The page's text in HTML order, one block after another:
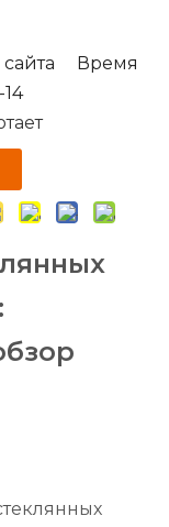
сайта Время
14